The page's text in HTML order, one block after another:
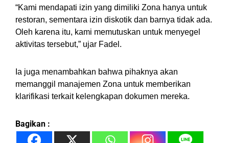
“Kami mendapati izin yang dimiliki Zona hanya untuk
restoran, sementara izin diskotik dan barnya tidak ada.
Oleh karena itu, kami memutuskan untuk menyegel
aktivitas tersebut,” ujar Fadel.
Ia juga menambahkan bahwa pihaknya akan
memanggil manajemen Zona untuk memberikan
klarifikasi terkait kelengkapan dokumen mereka.
Bagikan :